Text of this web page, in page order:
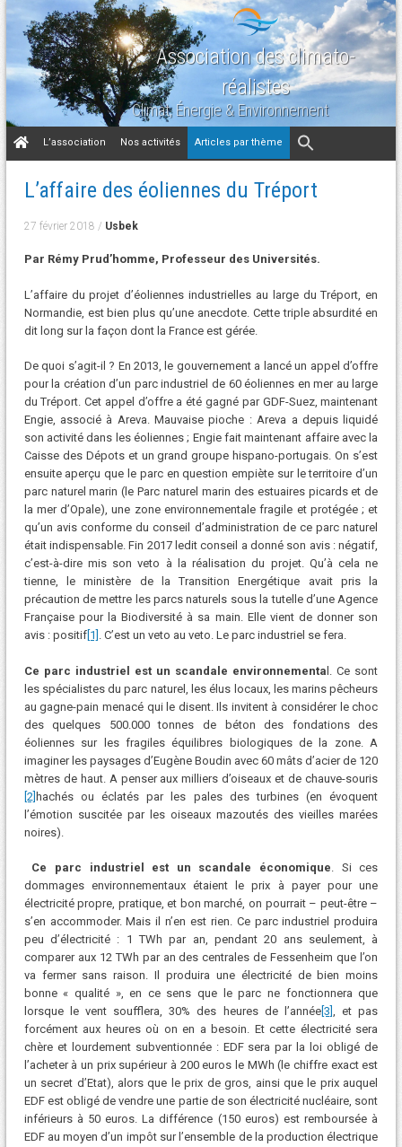
Association des climato-
réalistes
Climat, Énergie & Environnement
Aller
au
L’association Nos activités Articles par thème
L’affaire des éoliennes du Tréport
27 février 2018 / Usbek
Par Rémy Prud’homme, Professeur des Universités.
L’affaire du projet d’éoliennes industrielles au large du Tréport, en
Normandie, est bien plus qu’une anecdote. Cette triple absurdité en
dit long sur la façon dont la France est gérée.
De quoi s’agit-il ? En 2013, le gouvernement a lancé un appel d’offre
pour la création d’un parc industriel de 60 éoliennes en mer au large
du Tréport. Cet appel d’offre a été gagné par GDF-Suez, maintenant
Engie, associé à Areva. Mauvaise pioche : Areva a depuis liquidé
son activité dans les éoliennes ; Engie fait maintenant affaire avec la
Caisse des Dépots et un grand groupe hispano-portugais. On s’est
ensuite aperçu que le parc en question empiète sur le territoire d’un
parc naturel marin (le Parc naturel marin des estuaires picards et de
la mer d’Opale), une zone environnementale fragile et protégée ; et
qu’un avis conforme du conseil d’administration de ce parc naturel
était indispensable. Fin 2017 ledit conseil a donné son avis : négatif,
c’est-à-dire mis son veto à la réalisation du projet. Qu’à cela ne
tienne, le ministère de la Transition Energétique avait pris la
précaution de mettre les parcs naturels sous la tutelle d’une Agence
Française pour la Biodiversité à sa main. Elle vient de donner son
avis : positif[1] . C’est un veto au veto. Le parc industriel se fera.
Ce parc industriel est un scandale environnemental. Ce sont
les spécialistes du parc naturel, les élus locaux, les marins pêcheurs
au gagne-pain menacé qui le disent. Ils invitent à considérer le choc
des quelques 500.000 tonnes de béton des fondations des
éoliennes sur les fragiles équilibres biologiques de la zone. A
imaginer les paysages d’Eugène Boudin avec 60 mâts d’acier de 120
mètres de haut. A penser aux milliers d’oiseaux et de chauve-souris
[2]hachés ou éclatés par les pales des turbines (en évoquent
l’émotion suscitée par les oiseaux mazoutés des vieilles marées
noires).
Ce parc industriel est un scandale économique. Si ces
dommages environnementaux étaient le prix à payer pour une
électricité propre, pratique, et bon marché, on pourrait – peut-être –
s’en accommoder. Mais il n’en est rien. Ce parc industriel produira
peu d’électricité : 1 TWh par an, pendant 20 ans seulement, à
comparer aux 12 TWh par an des centrales de Fessenheim que l’on
va fermer sans raison. Il produira une électricité de bien moins
bonne « qualité », en ce sens que le parc ne fonctionnera que
lorsque le vent soufflera, 30% des heures de l’année[3] , et pas
forcément aux heures où on en a besoin. Et cette électricité sera
chère et lourdement subventionnée : EDF sera par la loi obligé de
l’acheter à un prix supérieur à 200 euros le MWh (le chiffre exact est
un secret d’Etat), alors que le prix de gros, ainsi que le prix auquel
EDF est obligé de vendre une partie de son électricité nucléaire, sont
inférieurs à 50 euros. La différence (150 euros) est remboursée à
EDF au moyen d’un impôt sur l’ensemble de la production électrique